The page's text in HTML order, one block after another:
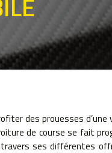
des prouesses
de course se fait
ses différentes